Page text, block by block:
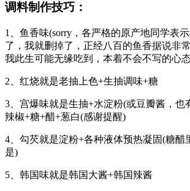
调料制作技巧：
1、鱼香味(sorry，各严格的原产地同学表
了，我就删掉了，正经八百的鱼香据说非
我此生可能无缘吃到，本着不会不写的心
2、红烧就是老抽上色+生抽调味+糖
3、宫爆味就是生抽+水淀粉(或豆瓣酱，也
辣椒+糖+醋+葱白(感谢提醒)
4、勾芡就是淀粉+各种液体预热凝固(糖醋
是)
5、韩国味就是韩国大酱+韩国辣酱